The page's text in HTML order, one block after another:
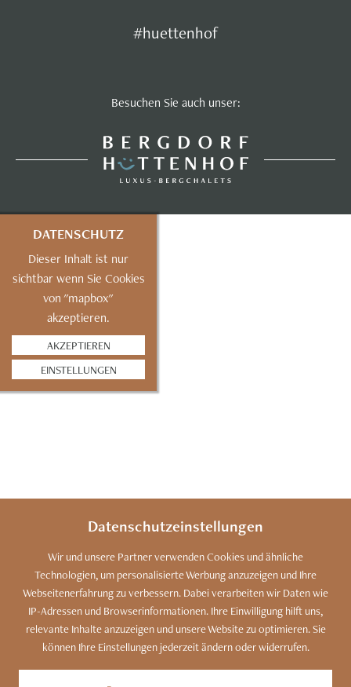
Datenschutzeinstellungen
Wir und unsere Partner verwenden Cookies und ähnliche
Technologien, um personalisierte Werbung anzuzeigen und Ihre
Webseitenerfahrung zu verbessern. Dabei verarbeiten wir Daten wie
IP-Adressen und Browserinformationen. Ihre Einwilligung hilft uns,
relevante Inhalte anzuzeigen und unsere Website zu optimieren. Sie
können Ihre Einstellungen jederzeit ändern oder widerrufen.
Zu den Luxus-Chalets
#huettenhof
Besuchen Sie auch unser:
DATENSCHUTZ
Dieser Inhalt ist nur
sichtbar wenn Sie Cookies
von "mapbox"
akzeptieren.
AKZEPTIEREN
EINSTELLUNGEN
SITEMAP KONTAKT
IMPRESSUM
DATENSCHUTZ
COOKIES
BARRIEREFREIHEIT
INFOS
PARTNER